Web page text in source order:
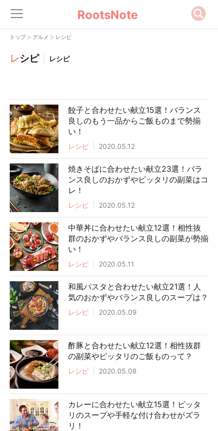
RootsNote
トップ > グルメ > レシピ
レシピ レシピ
餃子と合わせたい献立15選！バランス
良しのもう一品からご飯ものまで勢揃
い！
レシピ 2020.05.12
焼きそばに合わせたい献立23選！バラ
ンス良しのおかずやピッタリの副菜はコ
レ！
レシピ 2020.05.12
中華丼に合わせたい献立12選！相性抜
群のおかずやバランス良しの副菜が勢揃
い！
レシピ 2020.05.11
和風パスタと合わせたい献立21選！人
気のおかずやバランス良しのスープは？
レシピ 2020.05.09
酢豚と合わせたい献立12選！相性抜群
の副菜やピッタリのご飯ものって？
レシピ 2020.05.08
カレーに合わせたい献立15選！ピッタ
リのスープや手軽な付け合わせがズラ
リ！